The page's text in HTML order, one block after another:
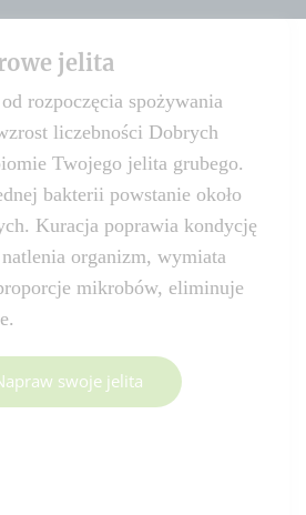
jelita
rozpoczęcia spożywania
liczebności Dobrych
Twojego jelita grubego.
bakterii powstanie około
Kuracja poprawia kondycję
organizm, wymiata
mikrobów, eliminuje
swoje jelita